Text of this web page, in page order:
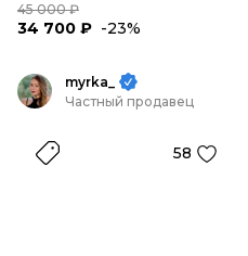
45 000 ₽
34 700 ₽ -23%
myrka_
Частный продавец
58